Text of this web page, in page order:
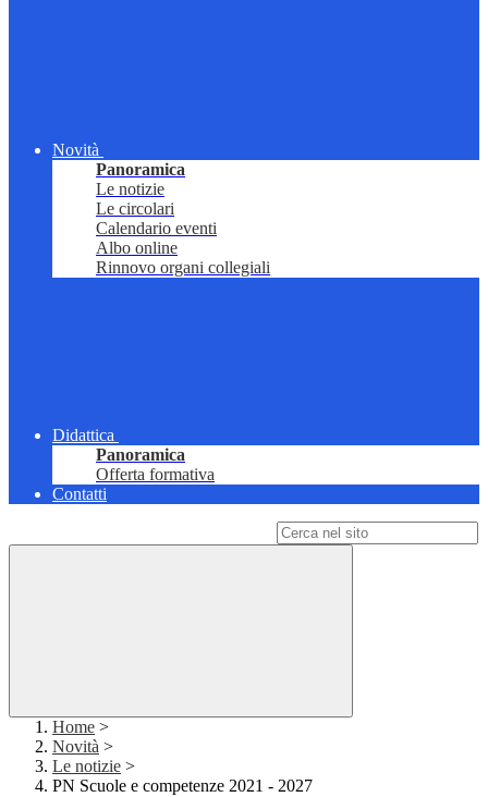
Novità
Panoramica
Le notizie
Le circolari
Calendario eventi
Albo online
Rinnovo organi collegiali
Didattica
Panoramica
Offerta formativa
Contatti
Home >
Novità >
Le notizie >
PN Scuole e competenze 2021 - 2027